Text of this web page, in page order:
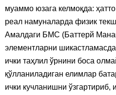
муаммо юзага келмоқда:
реал намуналарда физик
Амалдаги БМС (Баттерй
элементларни
ички таҳлил ўрнини боса
қўлланиладиган елимлар
ички кучланишни